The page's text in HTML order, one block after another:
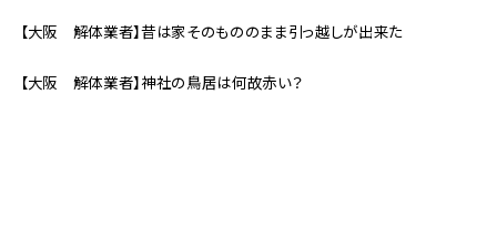
【大阪 解体業者】昔は家そのもののまま引っ越しが出来た
【大阪 解体業者】神社の鳥居は何故赤い？